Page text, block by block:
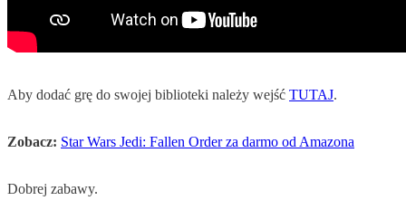
Aby dodać grę do swojej biblioteki należy wejść TUTAJ.
Zobacz: Star Wars Jedi: Fallen Order za darmo od Amazona
Dobrej zabawy.